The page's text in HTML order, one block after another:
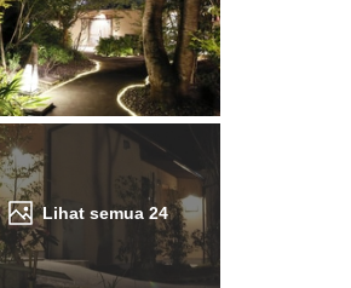
Lihat semua 24